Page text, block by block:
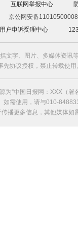
互联网举报中心
京公网安备
户申诉受理中心
文字、图片、多媒体资
先协议授权，禁止转载使
为“中国日报网：XXX（
如需使用，请与010-
播更多信息，其他媒体